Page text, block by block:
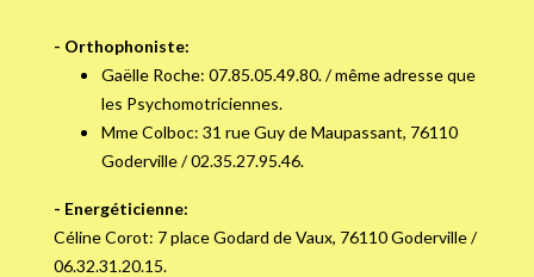
- Orthophoniste:
Gaëlle Roche: 07.85.05.49.80. / même adresse que
les Psychomotriciennes.
Mme Colboc: 31 rue Guy de Maupassant, 76110
Goderville / 02.35.27.95.46.
- Energéticienne:
Céline Corot: 7 place Godard de Vaux, 76110 Goderville /
06.32.31.20.15.